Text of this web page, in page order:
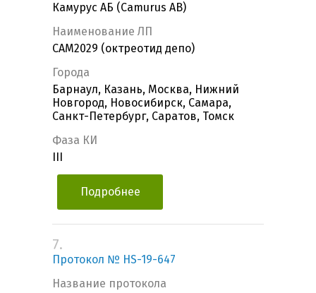
Камурус АБ (Camurus AB)
Наименование ЛП
CAM2029 (октреотид депо)
Города
Барнаул, Казань, Москва, Нижний
Новгород, Новосибирск, Самара,
Санкт-Петербург, Саратов, Томск
Фаза КИ
Подробнее
7.
Протокол № HS-19-647
Название протокола